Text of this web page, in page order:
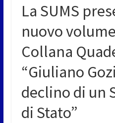
La SUMS
nuovo
Collana
“Giuliano
declino di un
di Stato”